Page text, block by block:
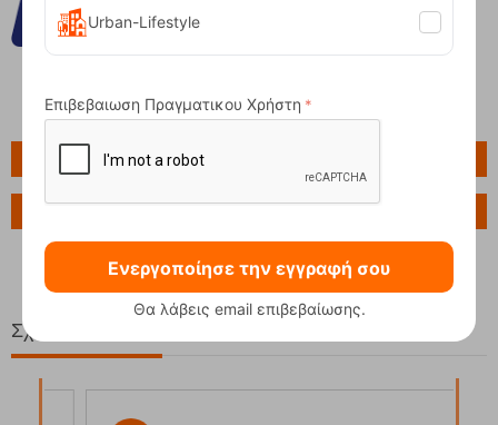
Πληροφορίες
Σχετικά Προϊόντα
Urban-Lifestyle
Επιβεβαιωση Πραγματικου Χρήστη
Ενεργοποίησε την εγγραφή σου
Θα λάβεις email επιβεβαίωσης.